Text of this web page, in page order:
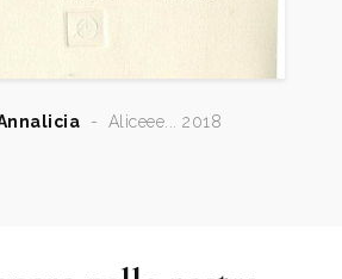
a cura di Veronica Longo, Atelier
Pozzuolo, Napoli, p.
Mantova, Archivio, n. 9 nob., p. 34.
- Aliceee... 2018